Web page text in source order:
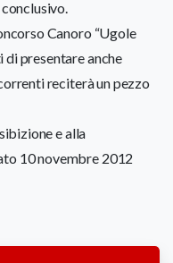
Canoro “Ugole
di presentare anche
reciterà un pezzo
e alla
10 novembre 2012